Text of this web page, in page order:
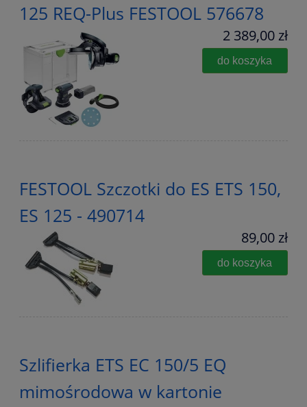
125 REQ-Plus FESTOOL 576678
2 389,00 zł
do koszyka
FESTOOL Szczotki do ES ETS 150,
ES 125 - 490714
89,00 zł
do koszyka
Szlifierka ETS EC 150/5 EQ
mimośrodowa w kartonie